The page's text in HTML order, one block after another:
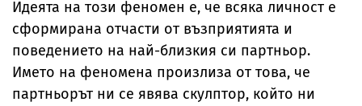
Идеята на този феномен е, че всяка личност е
сформирана отчасти от възприятията и
поведението на най-близкия си партньор.
Името на феномена произлиза от това, че
партньорът ни се явява скулптор, който ни